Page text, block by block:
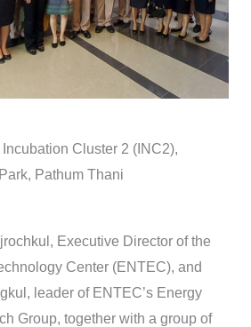
Cluster 2 (INC2),
Pathum Thani
Executive Director of the
Center (ENTEC), and
leader of ENTEC’s Energy
Group, together with a group of